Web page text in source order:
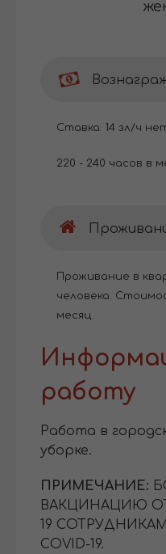
Ставка: 14 зл/ч
220 - 240 часов в
Проживание в
человека.
месяц.
работу
Работа в
уборке.
ПРИМЕЧАНИЕ:
ВАКЦИНАЦИЮ ОТ
19
COVID-19.